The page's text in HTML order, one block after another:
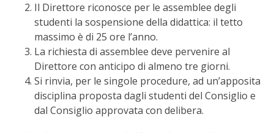
Il Direttore riconosce per le assemblee degli
studenti la sospensione della didattica: il tetto
massimo è di 25 ore l’anno.
La richiesta di assemblee deve pervenire al
Direttore con anticipo di almeno tre giorni.
Si rinvia, per le singole procedure, ad un’apposita
disciplina proposta dagli studenti del Consiglio e
dal Consiglio approvata con delibera.